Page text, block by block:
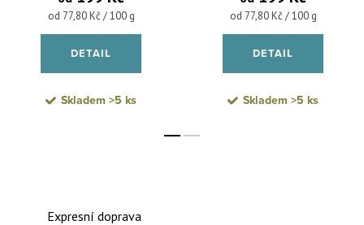
Měrná cena:
od 77,80 Kč / 100 g
DETAIL
Skladem >5 ks
Měrná cena:
od 77,80 Kč / 100 g
DETAIL
Skladem >5 ks
Expresní doprava